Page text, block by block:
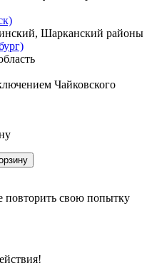
Шарканский районы
Чайковского
повторить свою попытку